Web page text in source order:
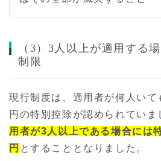
（3）3人以上が適用する
制限
現行制度は、適用者が何人い
円の特別控除が認められてい
用者が3人以上である場合には
円 とすることとなりました。